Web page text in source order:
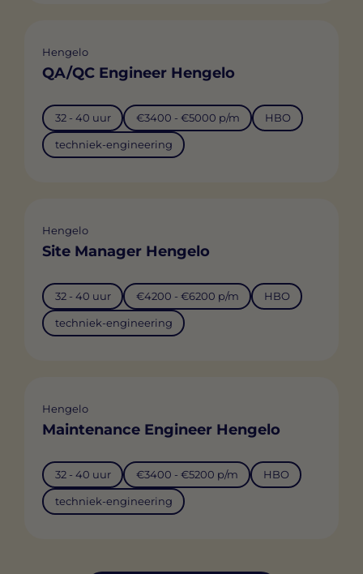
Hengelo
QA/QC Engineer Hengelo
32 - 40 uur €3400 - €5000 p/m HBO
techniek-engineering
Hengelo
Site Manager Hengelo
32 - 40 uur €4200 - €6200 p/m HBO
techniek-engineering
Hengelo
Maintenance Engineer Hengelo
32 - 40 uur €3400 - €5200 p/m HBO
techniek-engineering